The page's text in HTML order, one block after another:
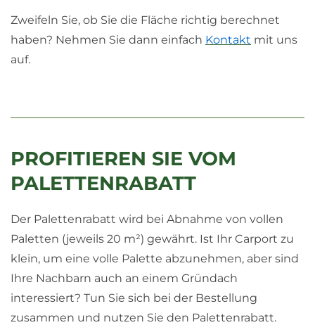
Zweifeln Sie, ob Sie die Fläche richtig berechnet
haben? Nehmen Sie dann einfach Kontakt mit uns
auf.
PROFITIEREN SIE VOM
PALETTENRABATT
Der Palettenrabatt wird bei Abnahme von vollen
Paletten (jeweils 20 m²) gewährt. Ist Ihr Carport zu
klein, um eine volle Palette abzunehmen, aber sind
Ihre Nachbarn auch an einem Gründach
interessiert? Tun Sie sich bei der Bestellung
zusammen und nutzen Sie den Palettenrabatt.